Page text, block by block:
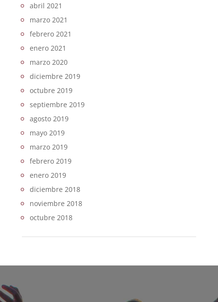
abril 2021
marzo 2021
febrero 2021
enero 2021
marzo 2020
diciembre 2019
octubre 2019
septiembre 2019
agosto 2019
mayo 2019
marzo 2019
febrero 2019
enero 2019
diciembre 2018
noviembre 2018
octubre 2018